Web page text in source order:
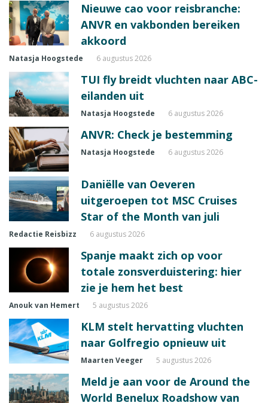
Nieuwe cao voor reisbranche:
ANVR en vakbonden bereiken
akkoord
Natasja Hoogstede 6 augustus 2026
TUI fly breidt vluchten naar ABC-
eilanden uit
Natasja Hoogstede 6 augustus 2026
ANVR: Check je bestemming
Natasja Hoogstede 6 augustus 2026
Daniëlle van Oeveren
uitgeroepen tot MSC Cruises
Star of the Month van juli
Redactie Reisbizz 6 augustus 2026
Spanje maakt zich op voor
totale zonsverduistering: hier
zie je hem het best
Anouk van Hemert 5 augustus 2026
KLM stelt hervatting vluchten
naar Golfregio opnieuw uit
Maarten Veeger 5 augustus 2026
Meld je aan voor de Around the
World Benelux Roadshow van